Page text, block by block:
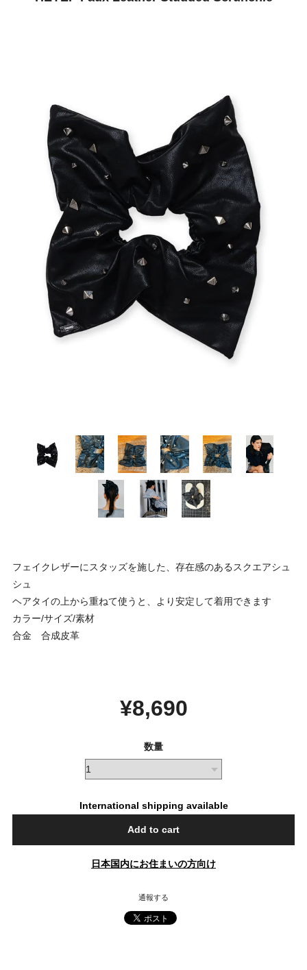
フェイクレザーにスタッズを施した、存在感のあるスクエアシュ
シュ
ヘアタイの上から重ねて使うと、より安定して着用できます
カラー/サイズ/素材
合金 合成皮革
¥8,690
数量
International shipping available
Add to cart
日本国内にお住まいの方向け
通報する